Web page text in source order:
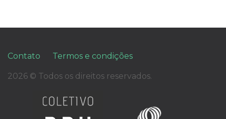
Contato Termos e condições
2026 © Todos os direitos reservados.